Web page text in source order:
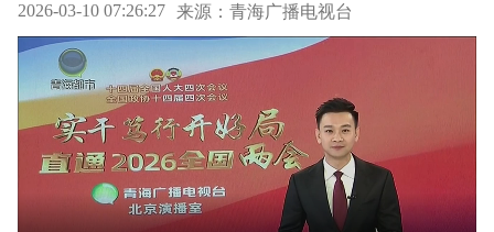
2026-03-10 07:26:27 来源：青海广播电视台